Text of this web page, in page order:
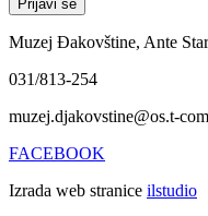
Muzej Đakovštine, Ante
031/813-254
muzej.djakovstine@os.t-
FACEBOOK
Izrada web stranice ilstudio